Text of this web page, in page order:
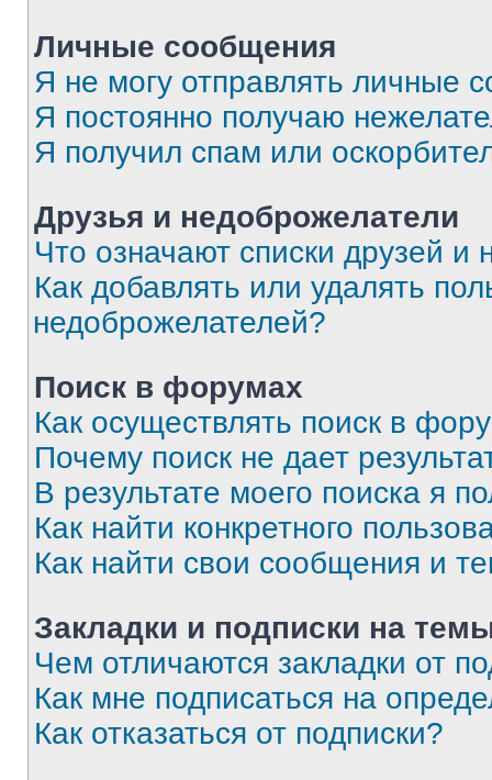
Личные сообщения
Я не могу отправлять личные
Я постоянно получаю
Я получил спам или
Друзья и недоброжелатели
Что означают списки друзей и
Как добавлять или удалять
недоброжелателей?
Поиск в форумах
Как осуществлять поиск в
Почему поиск не дает
В результате моего поиска я
Как найти конкретного
Как найти свои сообщения и
Закладки и подписки на
Чем отличаются закладки от
Как мне подписаться на
Как отказаться от подписки?